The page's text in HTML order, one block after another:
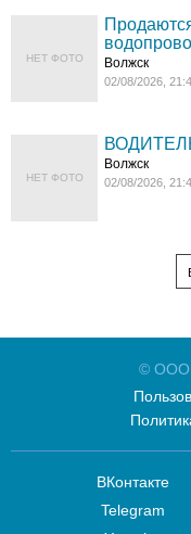
НЕТ ФОТО Волжск
02/08/2026,
НЕТ ФОТО
Волжск
02/08/2026,
© ООО
ВКонтакте
Telegram